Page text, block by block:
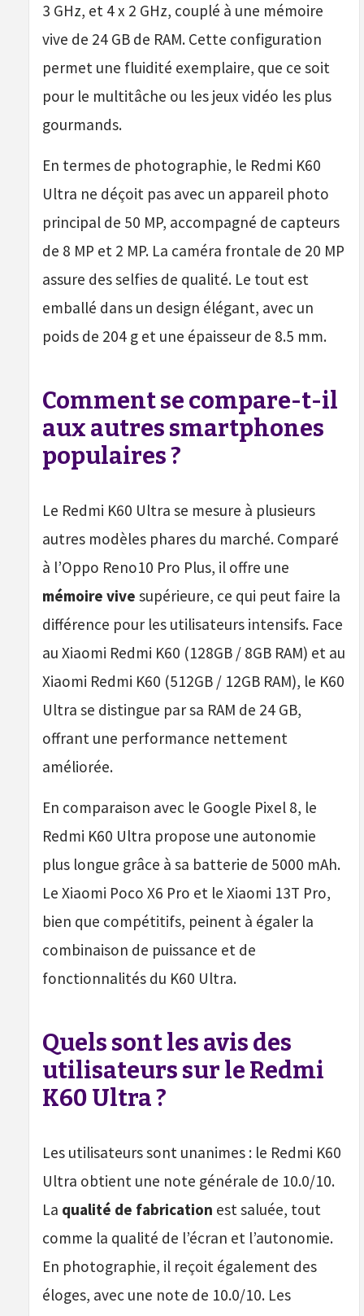
3 GHz, et 4 x 2 GHz, couplé à une mémoire
vive de 24 GB de RAM. Cette configuration
permet une fluidité exemplaire, que ce soit
pour le multitâche ou les jeux vidéo les plus
gourmands.
En termes de photographie, le Redmi K60
Ultra ne déçoit pas avec un appareil photo
principal de 50 MP, accompagné de capteurs
de 8 MP et 2 MP. La caméra frontale de 20 MP
assure des selfies de qualité. Le tout est
emballé dans un design élégant, avec un
poids de 204 g et une épaisseur de 8.5 mm.
Comment se compare-t-il
aux autres smartphones
populaires ?
Le Redmi K60 Ultra se mesure à plusieurs
autres modèles phares du marché. Comparé
à l’Oppo Reno10 Pro Plus, il offre une
mémoire vive supérieure, ce qui peut faire la
différence pour les utilisateurs intensifs. Face
au Xiaomi Redmi K60 (128GB / 8GB RAM) et au
Xiaomi Redmi K60 (512GB / 12GB RAM), le K60
Ultra se distingue par sa RAM de 24 GB,
offrant une performance nettement
améliorée.
En comparaison avec le Google Pixel 8, le
Redmi K60 Ultra propose une autonomie
plus longue grâce à sa batterie de 5000 mAh.
Le Xiaomi Poco X6 Pro et le Xiaomi 13T Pro,
bien que compétitifs, peinent à égaler la
combinaison de puissance et de
fonctionnalités du K60 Ultra.
Quels sont les avis des
utilisateurs sur le Redmi
K60 Ultra ?
Les utilisateurs sont unanimes : le Redmi K60
Ultra obtient une note générale de 10.0/10.
La qualité de fabrication est saluée, tout
comme la qualité de l’écran et l’autonomie.
En photographie, il reçoit également des
éloges, avec une note de 10.0/10. Les